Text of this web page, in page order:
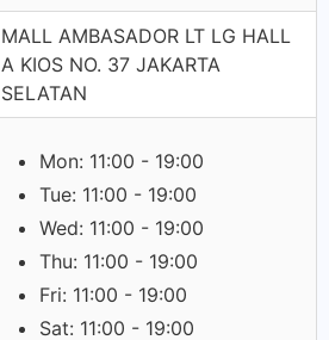
MALL AMBASADOR LT LG HALL
A KIOS NO. 37 JAKARTA
SELATAN
Mon: 11:00 - 19:00
Tue: 11:00 - 19:00
Wed: 11:00 - 19:00
Thu: 11:00 - 19:00
Fri: 11:00 - 19:00
Sat: 11:00 - 19:00